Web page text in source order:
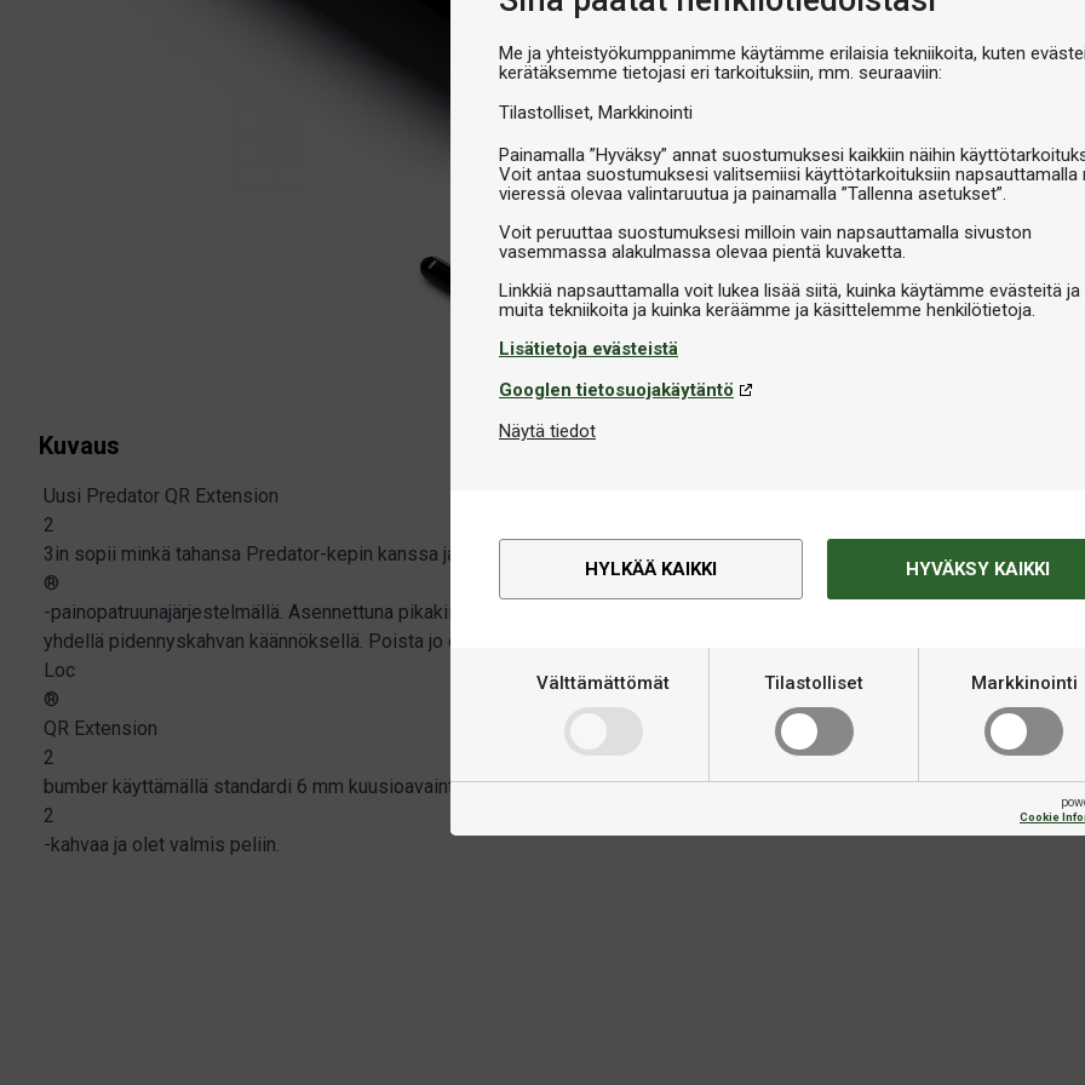
Me ja yhteistyökumppanimme käytämme erilaisia tekniikoita, kuten
kerätäksemme tietojasi eri tarkoituksiin, mm. seuraaviin:
Tilastolliset Markkinointi
Painamalla ”Hyväksy” annat suostumuksesi kaikkiin näihin
Voit antaa suostumuksesi valitsemiisi käyttötarkoituksiin napsauttamalla
vieressä olevaa valintaruutua ja painamalla ”Tallenna asetukset”.
Voit peruuttaa suostumuksesi milloin vain napsauttamalla sivuston
vasemmassa alakulmassa olevaa pientä kuvaketta.
Linkkiä napsauttamalla voit lukea lisää siitä, kuinka käytämme evästeitä ja
Lisätietoja evästeistä
Googlen tietosuojakäytäntö
Näytä tiedot
HYLKÄÄ KAIKKI HYVÄKSY KAIKKI
Välttämättömät Tilastolliset Markkinointi
Cookie
Kuvaus
Uusi Predator QR Extension
2
3in sopii minkä tahansa Predator-kepin kanssa ja on varustettu Uni-Loc
®
-painopatruunajärjestelmällä. Asennettuna pikakiinnike lisää jopa 7 cm pituutta buttihelaan
yhdellä pidennyskahvan käännöksellä. Poista jo olemassa oleva kumibumber ja asenna Uni-
Loc
®
QR Extension
2
bumber käyttämällä standardi 6 mm kuusioavainta, käännä QR Extension
2
-kahvaa ja olet valmis peliin.